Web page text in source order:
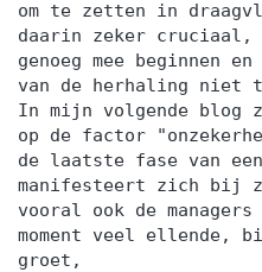
om te zetten in
daarin zeker
genoeg mee beginnen
van de herhaling niet
In mijn volgende blog
op de factor
de laatste fase van
manifesteert zich bij
vooral ook de
moment veel ellende,
groet,